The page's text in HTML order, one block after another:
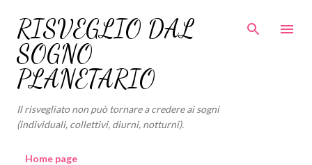
Passa ai contenuti principali
RISVEGLIO DAL
SOGNO
PLANETARIO
Il risvegliato non può tornare a credere ai sogni
(individuali, collettivi, diurni, notturni).
Home page